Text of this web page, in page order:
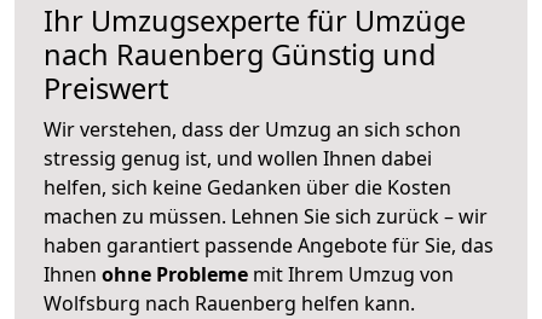
Ihr Umzugsexperte für Umzüge
nach Rauenberg Günstig und
Preiswert
Wir verstehen, dass der Umzug an sich schon
stressig genug ist, und wollen Ihnen dabei
helfen, sich keine Gedanken über die Kosten
machen zu müssen. Lehnen Sie sich zurück – wir
haben garantiert passende Angebote für Sie, das
Ihnen ohne Probleme mit Ihrem Umzug von
Wolfsburg nach Rauenberg helfen kann.